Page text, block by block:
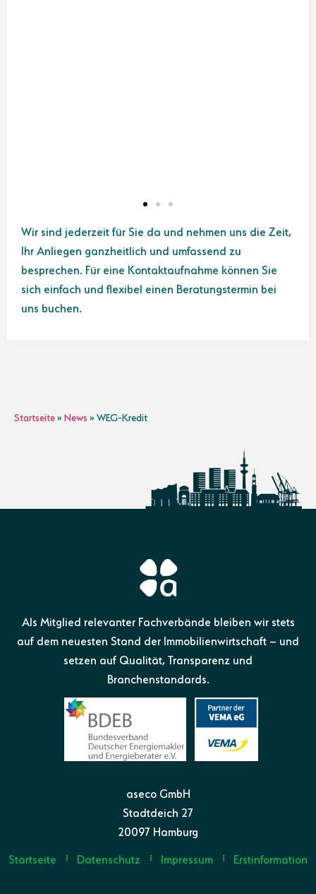
Wir sind jederzeit für Sie da und nehmen uns die Zeit,
Ihr Anliegen ganzheitlich und umfassend zu
besprechen. Für eine Kontaktaufnahme können Sie
sich einfach und flexibel einen Beratungstermin bei
uns buchen.
Startseite» News » WEG-Kredit
Als Mitglied relevanter Fachverbände bleiben wir stets
auf dem neuesten Stand der Immobilienwirtschaft – und
setzen auf Qualität, Transparenz und
Branchenstandards.
aseco GmbH
Stadtdeich 27
20097 Hamburg
Startseite
Datenschutz Impressum Erstinformation